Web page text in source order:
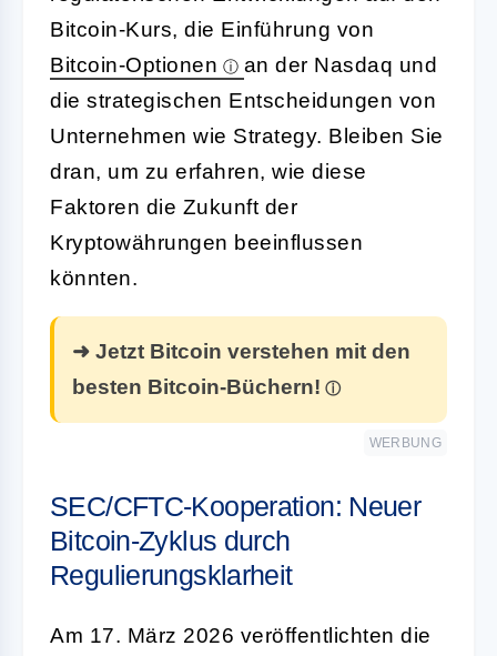
Bitcoin-Kurs, die Einführung von
Bitcoin-Optionen
an der Nasdaq und
die strategischen Entscheidungen von
Unternehmen wie Strategy. Bleiben Sie
dran, um zu erfahren, wie diese
Faktoren die Zukunft der
Kryptowährungen beeinflussen
könnten.
➜ Jetzt Bitcoin verstehen mit den
besten Bitcoin-Büchern!
WERBUNG
SEC/CFTC-Kooperation: Neuer
Bitcoin-Zyklus durch
Regulierungsklarheit
Am 17. März 2026 veröffentlichten die